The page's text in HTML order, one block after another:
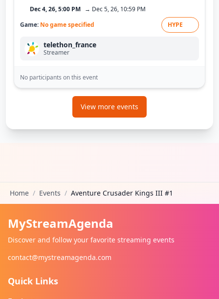
Dec 4, 26, 5:00 PM → Dec 5, 26, 10:59 PM
Game: No game specified HYPE
telethon_france
Streamer
No participants on this event
View more events
Home / Events / Aventure Crusader Kings III #1
MyStreamAgenda
Discover and follow your favorite streaming events
contact@mystreamagenda.com
Quick Links